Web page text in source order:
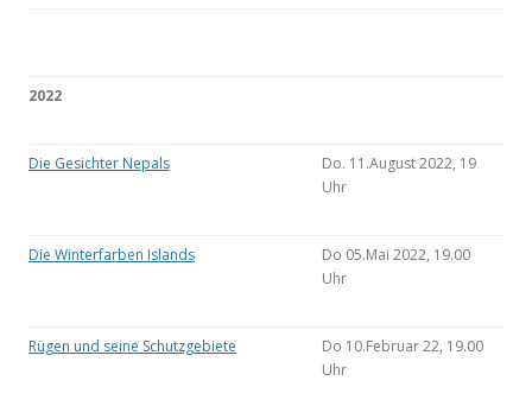
2022
Die Gesichter Nepals
Do. 11.August 2022, 19
Uhr
Die Winterfarben Islands
Do 05.Mai 2022, 19.00
Uhr
Rügen und seine Schutzgebiete
Do 10.Februar 22, 19.00
Uhr